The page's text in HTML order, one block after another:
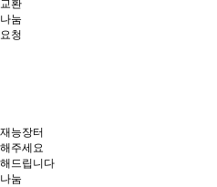
교환
나눔
요청
재능장터
해주세요
해드립니다
나눔